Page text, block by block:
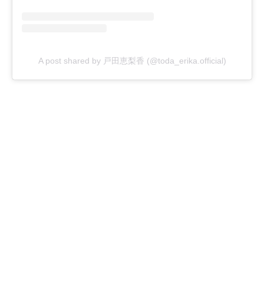
A post shared by 戸田恵梨香 (@toda_erika.official)